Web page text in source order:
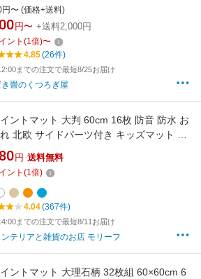
草 67×67cm×厚み15mm 調湿 半畳 縁無し
3畳 4畳半 6畳 和室 フローリング 日本製
防止【 置き畳 畳 ユニット畳 フローリン
だけ マット】
〜 (価格+送料)
円〜 +送料2,000円
ント (1倍)〜
4.85(26件)
までの注文で最短8/25お届け
畳のくつろぎ屋
ントマット 大判 60cm 16枚 防音 防水 お
北欧 サイドパーツ付き キッズマット ベ
ット プレイマット フロアマット クッシ
ット カーペット パズルマット キッズラ
物 子供 赤ちゃん ペット かわいい 子供部
越し リビング
円 送料無料
ント (1倍)
4.04(367件)
までの注文で最短8/11お届け
ンテリアと雑貨のお店 モリーフ
ントマット 大理石柄 32枚組 60×60cm 6